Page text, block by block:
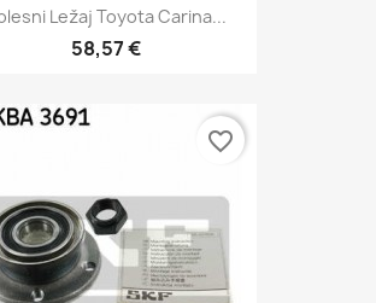
Ležaj Toyota Carina...
58,57 €
favorite_border